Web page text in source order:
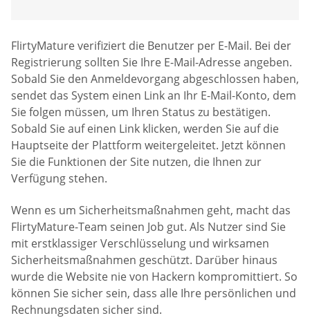
FlirtyMature verifiziert die Benutzer per E-Mail. Bei der
Registrierung sollten Sie Ihre E-Mail-Adresse angeben.
Sobald Sie den Anmeldevorgang abgeschlossen haben,
sendet das System einen Link an Ihr E-Mail-Konto, dem
Sie folgen müssen, um Ihren Status zu bestätigen.
Sobald Sie auf einen Link klicken, werden Sie auf die
Hauptseite der Plattform weitergeleitet. Jetzt können
Sie die Funktionen der Site nutzen, die Ihnen zur
Verfügung stehen.
Wenn es um Sicherheitsmaßnahmen geht, macht das
FlirtyMature-Team seinen Job gut. Als Nutzer sind Sie
mit erstklassiger Verschlüsselung und wirksamen
Sicherheitsmaßnahmen geschützt. Darüber hinaus
wurde die Website nie von Hackern kompromittiert. So
können Sie sicher sein, dass alle Ihre persönlichen und
Rechnungsdaten sicher sind.